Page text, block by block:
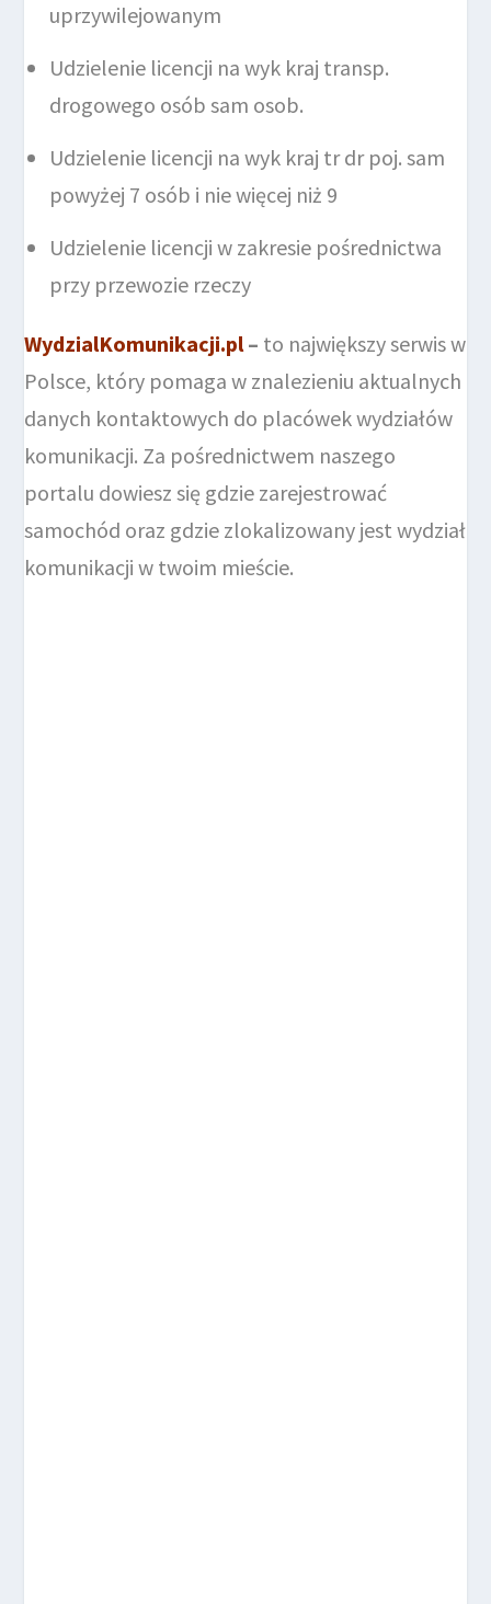
uprzywilejowanym
Udzielenie licencji na wyk kraj transp.
drogowego osób sam osob.
Udzielenie licencji na wyk kraj tr dr poj. sam
powyżej 7 osób i nie więcej niż 9
Udzielenie licencji w zakresie pośrednictwa
przy przewozie rzeczy
WydzialKomunikacji.pl– to największy serwis w
Polsce, który pomaga w znalezieniu aktualnych
danych kontaktowych do placówek wydziałów
komunikacji. Za pośrednictwem naszego
portalu dowiesz się gdzie zarejestrować
samochód oraz gdzie zlokalizowany jest wydział
komunikacji w twoim mieście.